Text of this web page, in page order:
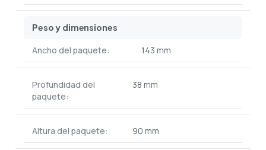
Peso y dimensiones
Ancho del paquete: 143 mm
Profundidad del
paquete:
38 mm
Altura del paquete: 90 mm